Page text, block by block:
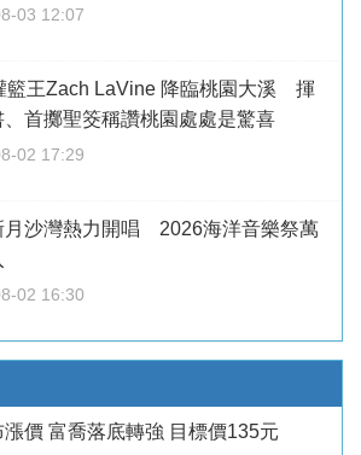
03 12:07
籃王Zach LaVine 降臨桃園大溪 揮
、首擲聖筊稱讚桃園處處是驚喜
02 17:29
月沙灣熱力開唱 2026海洋音樂祭萬
02 16:30
漲價 富喬落底轉強 目標價135元